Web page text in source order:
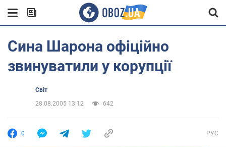
Сина Шарона офіційно
звинуватили у корупції
Світ
28.08.2005 13:12
642
0 РУС